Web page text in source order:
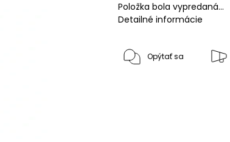
Položka bola vypredaná…
Detailné informácie
Opýtať sa